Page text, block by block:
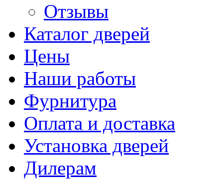
Отзывы
Каталог дверей
Цены
Наши работы
Фурнитура
Оплата и доставка
Установка дверей
Дилерам